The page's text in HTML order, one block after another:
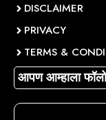
DISCLAIMER
PRIVACY
TERMS &
आपण आम्हाला